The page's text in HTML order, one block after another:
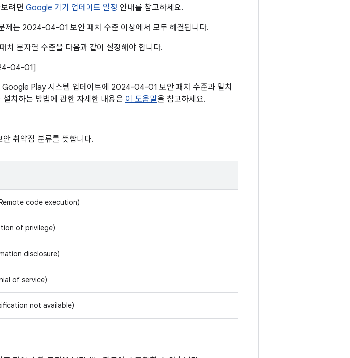
려면 Google 기기 업데이트 일정 안내를 참고하세요.
는 2024-04-01 보안 패치 수준 이상에서 모두 해결됩니다.
치 문자열 수준을 다음과 같이 설정해야 합니다.
04-01]
Play 시스템 업데이트에 2024-04-01 보안 패치 수준과 일치
치하는 방법에 관한 자세한 내용은 이 도움말을 참고하세요.
취약점 분류를 뜻합니다.
code execution)
of privilege)
disclosure)
of service)
not available)